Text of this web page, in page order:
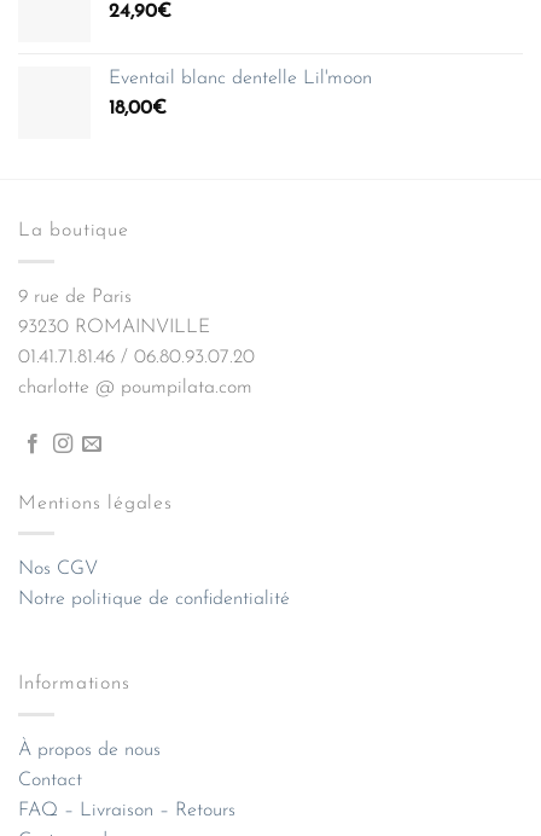
24,90€
Eventail blanc dentelle Lil'moon
18,00€
La boutique
9 rue de Paris
93230 ROMAINVILLE
01.41.71.81.46 / 06.80.93.07.20
charlotte @ poumpilata.com
Mentions légales
Nos CGV
Notre politique de confidentialité
Informations
À propos de nous
Contact
FAQ – Livraison – Retours